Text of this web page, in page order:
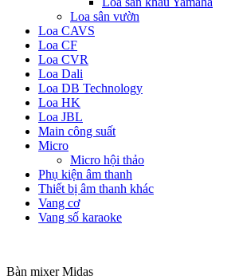
Loa sân vườn
Loa CAVS
Loa CF
Loa CVR
Loa Dali
Loa DB Technology
Loa HK
Loa JBL
Main công suất
Micro
Micro hội thảo
Phụ kiện âm thanh
Thiết bị âm thanh khác
Vang cơ
Vang số karaoke
Bàn mixer Midas